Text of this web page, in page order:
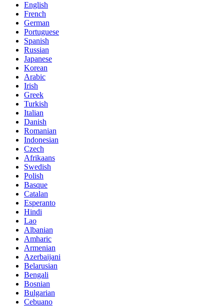
English
French
German
Portuguese
Spanish
Russian
Japanese
Korean
Arabic
Irish
Greek
Turkish
Italian
Danish
Romanian
Indonesian
Czech
Afrikaans
Swedish
Polish
Basque
Catalan
Esperanto
Hindi
Lao
Albanian
Amharic
Armenian
Azerbaijani
Belarusian
Bengali
Bosnian
Bulgarian
Cebuano